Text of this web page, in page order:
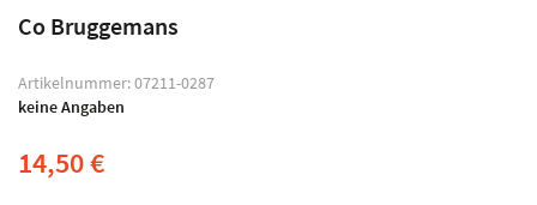
Co Bruggemans
Artikelnummer:07211-0287
keine Angaben
14,50€